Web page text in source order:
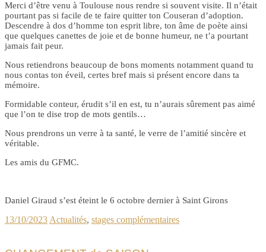
Merci d’être venu à Toulouse nous rendre si souvent visite. Il n’était
pourtant pas si facile de te faire quitter ton Couseran d’adoption.
Descendre à dos d’homme ton esprit libre, ton âme de poète ainsi
que quelques canettes de joie et de bonne humeur, ne t’a pourtant
jamais fait peur.
Nous retiendrons beaucoup de bons moments notamment quand tu
nous contas ton éveil, certes bref mais si présent encore dans ta
mémoire.
Formidable conteur, érudit s’il en est, tu n’aurais sûrement pas aimé
que l’on te dise trop de mots gentils…
Nous prendrons un verre à ta santé, le verre de l’amitié sincère et
véritable.
Les amis du GFMC.
Daniel Giraud s’est éteint le 6 octobre dernier à Saint Girons
13/10/2023 Actualités, stages complémentaires